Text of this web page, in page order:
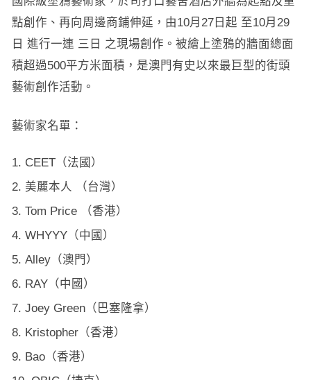
點創作、再向周邊商鋪伸延，由10月27日起 至10月29
日 進行一連 三日 之現場創作。被繪上塗鴉的牆面總面
積超過500平方米面積，是澳門有史以來最巨型的街頭
藝術創作活動。
藝術家名單：
CEET（法國）
美麗本人 （台灣）
Tom Price （香港）
WHYYY（中國）
Alley（澳門）
RAY（中國）
Joey Green（巴塞隆拿）
Kristopher（香港）
Bao（香港）